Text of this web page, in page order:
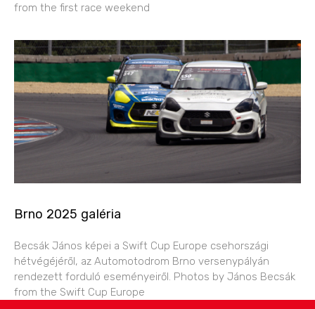
from the first race weekend
Brno 2025 galéria
Becsák János képei a Swift Cup Europe csehországi
hétvégéjéről, az Automotodrom Brno versenypályán
rendezett forduló eseményeiről. Photos by János Becsák
from the Swift Cup Europe